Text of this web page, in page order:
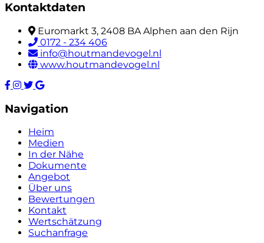
Kontaktdaten
Euromarkt 3, 2408 BA Alphen aan den Rijn
0172 - 234 406
info@houtmandevogel.nl
www.houtmandevogel.nl
Navigation
Heim
Medien
In der Nähe
Dokumente
Angebot
Über uns
Bewertungen
Kontakt
Wertschätzung
Suchanfrage